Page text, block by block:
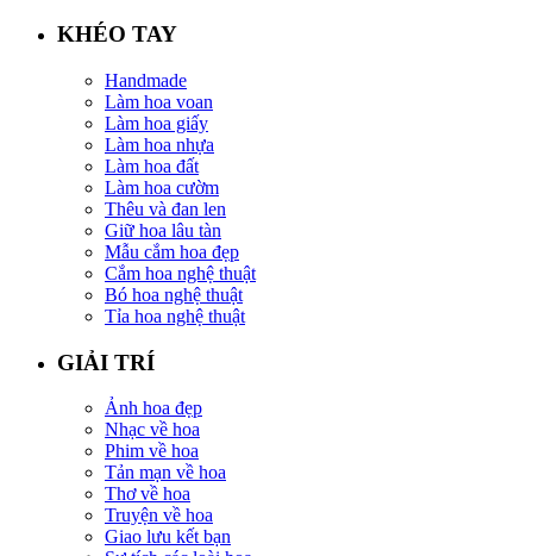
KHÉO TAY
Handmade
Làm hoa voan
Làm hoa giấy
Làm hoa nhựa
Làm hoa đất
Làm hoa cườm
Thêu và đan len
Giữ hoa lâu tàn
Mẫu cắm hoa đẹp
Cắm hoa nghệ thuật
Bó hoa nghệ thuật
Tỉa hoa nghệ thuật
GIẢI TRÍ
Ảnh hoa đẹp
Nhạc về hoa
Phim về hoa
Tản mạn về hoa
Thơ về hoa
Truyện về hoa
Giao lưu kết bạn